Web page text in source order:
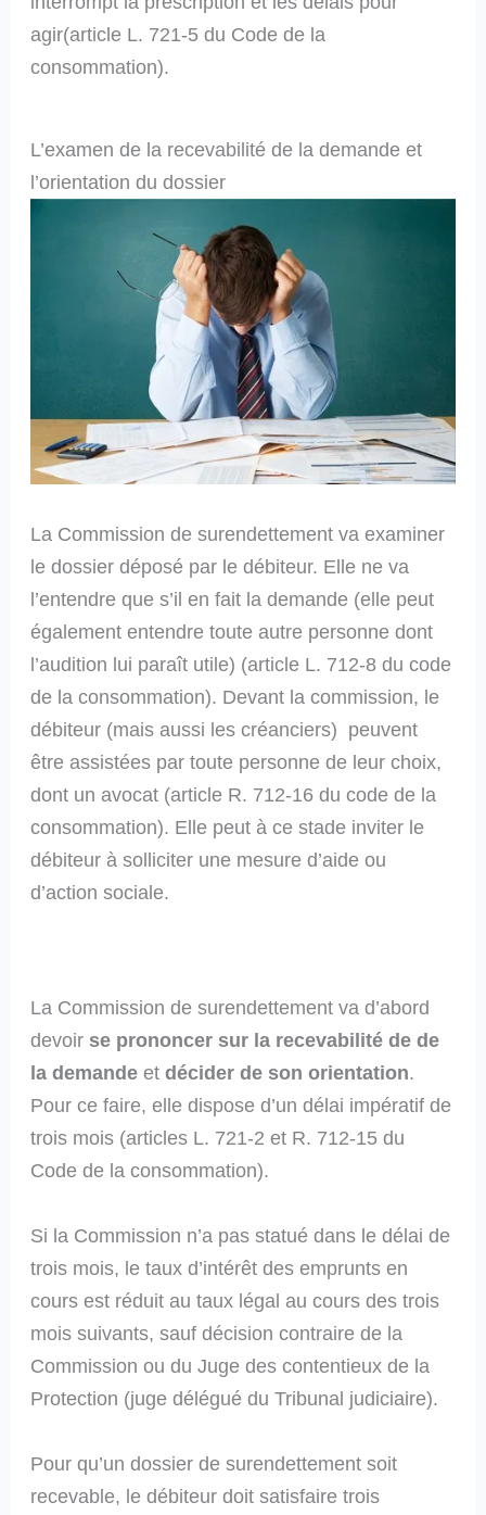
agir(article L. 721-5 du Code de la
consommation).
L’examen de la recevabilité de la demande et
l’orientation du dossier
La Commission de surendettement va examiner
le dossier déposé par le débiteur. Elle ne va
l’entendre que s’il en fait la demande (elle peut
également entendre toute autre personne dont
l’audition lui paraît utile) (article L. 712-8 du code
de la consommation). Devant la commission, le
débiteur (mais aussi les créanciers) peuvent
être assistées par toute personne de leur choix,
dont un avocat (article R. 712-16 du code de la
consommation). Elle peut à ce stade inviter le
débiteur à solliciter une mesure d’aide ou
d’action sociale.
La Commission de surendettement va d’abord
devoir se prononcer sur la recevabilité de de
la demande etdécider de son orientation.
Pour ce faire, elle dispose d’un délai impératif de
trois mois (articles L. 721-2 et R. 712-15 du
Code de la consommation).
Si la Commission n’a pas statué dans le délai de
trois mois, le taux d’intérêt des emprunts en
cours est réduit au taux légal au cours des trois
mois suivants, sauf décision contraire de la
Commission ou du Juge des contentieux de la
Protection (juge délégué du Tribunal judiciaire).
Pour qu’un dossier de surendettement soit
recevable, le débiteur doit satisfaire trois